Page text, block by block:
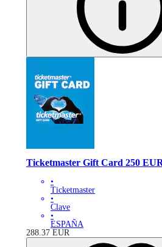
Ticketmaster Gift Card 250
•
Ticketmaster
•
Clave
•
ESPAÑA
288.37 EUR